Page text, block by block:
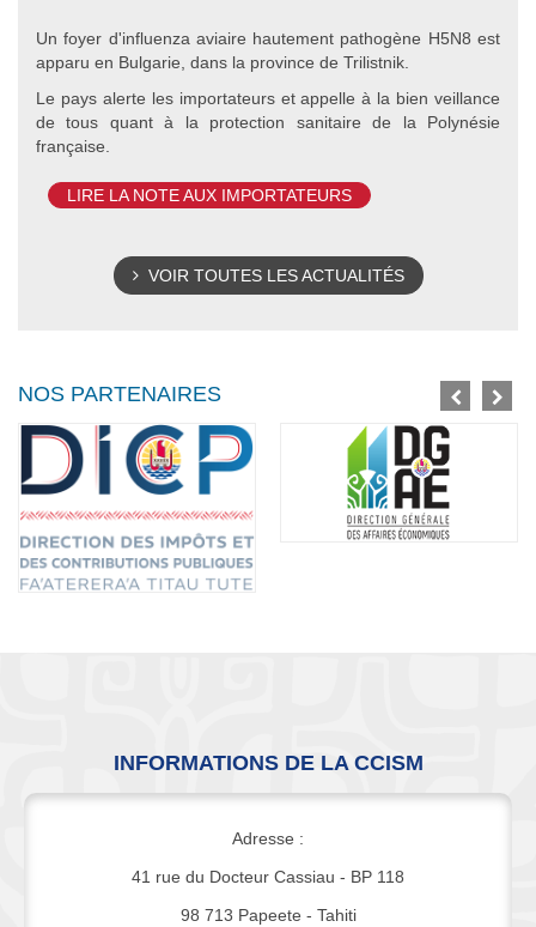
Un foyer d'influenza aviaire hautement pathogène H5N8 est
apparu en Bulgarie, dans la province de Trilistnik.
Le pays alerte les importateurs et appelle à la bien veillance
de tous quant à la protection sanitaire de la Polynésie
française.
LIRE LA NOTE AUX IMPORTATEURS
VOIR TOUTES LES ACTUALITÉS
NOS PARTENAIRES
INFORMATIONS DE LA CCISM
Adresse :
41 rue du Docteur Cassiau - BP 118
98 713 Papeete - Tahiti